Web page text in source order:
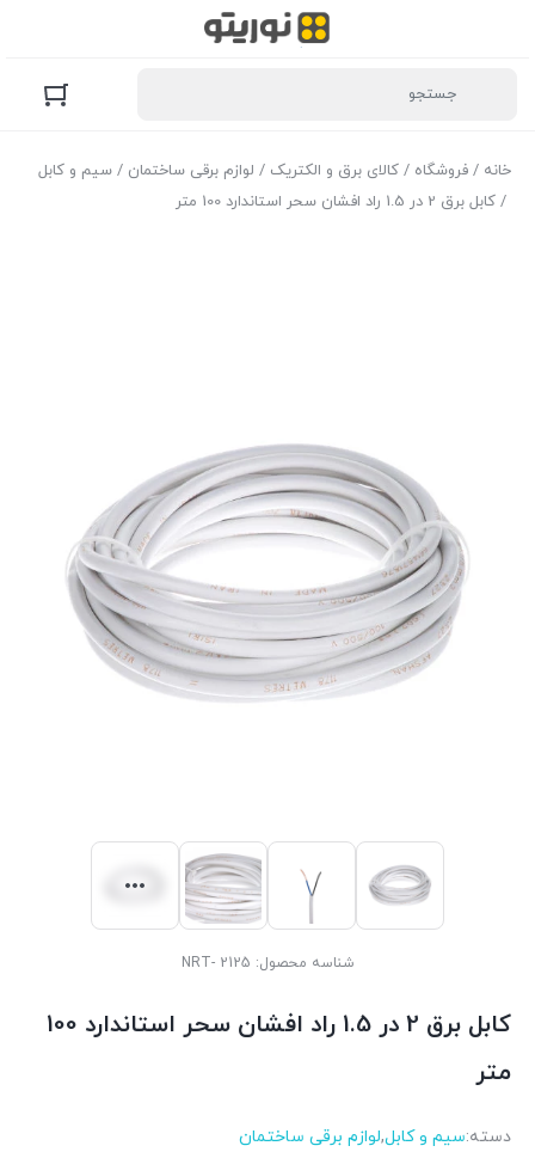
خانه / فروشگاه / کالای برق و الکتریک / لوازم برقی ساختمان / سیم و کابل
/ کابل برق 2 در 1.5 راد افشان سحر استاندارد 100 متر
شناسه محصول: 2125 -NRT
کابل برق 2 در 1.5 راد افشان سحر استاندارد 100
متر
دسته:سیم و کابل,لوازم برقی ساختمان